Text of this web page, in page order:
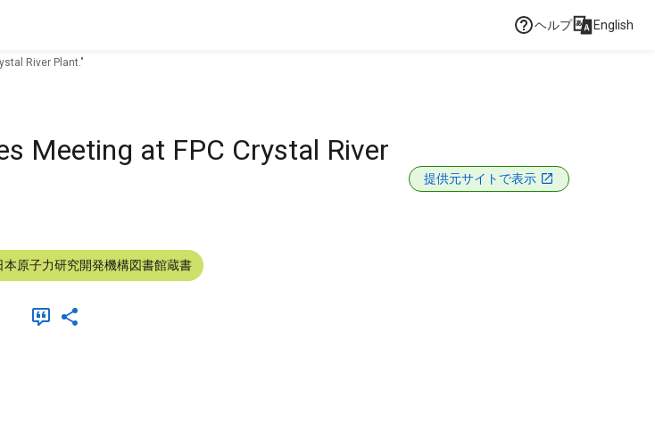
ヘルプ English
River Plant."
Meeting at FPC Crystal River
提供元サイトで表示
本原子力研究開発機構図書館蔵書